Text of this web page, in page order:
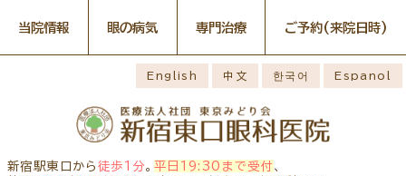
English 中文 한국어 Espanol
新宿駅東口から 徒歩1分。 平日19:30まで受付、
当院情報
感染症予防のための衛生環境
整備の取り組み
医師のご紹介
ごあいさつ 当院勤務医師のご紹介
眼の病気
症状から探す
構造から探す
お薬の使用方法
主な眼科疾患
専門治療
網膜・硝子体疾患専門治療ペ
ージ
ドライアイ専門治療ページ
緑内障専門治療ページ
ご予約(来院日時)
WEB予約(来院日時の設定)
小児眼科専門治療を予約
コンタクトレンズ診療を予約
白内障専門治療を予約
白内障手術公開講座を予約
網膜・硝子体専門治療を予約
ドライアイ専門治療を予約
黄斑専門治療を予約